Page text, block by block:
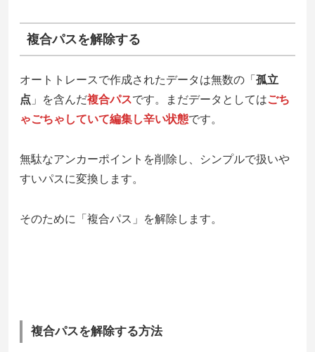
複合パスを解除する
オートトレースで作成されたデータは無数の「 孤立
点 」を含んだ複合パスです。まだデータとしてはごち
ゃごちゃしていて編集し辛い状態です。
無駄なアンカーポイントを削除し、シンプルで扱いや
すいパスに変換します。
そのために「複合パス」を解除します。
複合パスを解除する方法